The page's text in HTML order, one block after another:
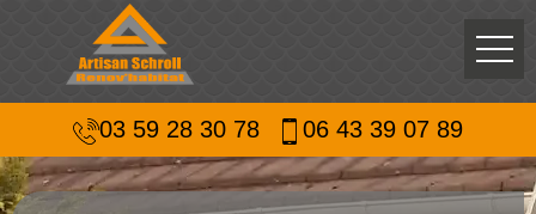
03 59 28 30 78 06 43 39 07 89